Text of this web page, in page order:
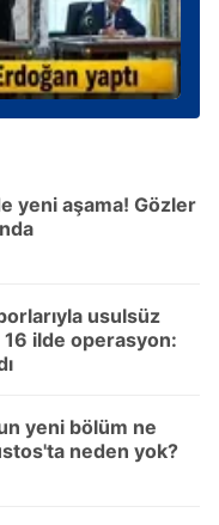
yeni aşama! Gözler
usulsüz
16 ilde operasyon:
yeni bölüm ne
neden yok?